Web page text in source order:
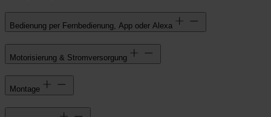
Bedienung per Fernbedienung, App oder Alexa
Motorisierung & Stromversorgung
Montage